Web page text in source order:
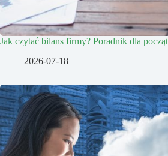
Jak czytać bilans firmy? Poradnik dla
2026-07-18